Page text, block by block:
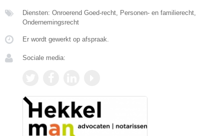
Diensten: Onroerend Goed-recht, Personen- en familierecht,
Ondernemingsrecht
Er wordt gewerkt op afspraak.
Sociale media: